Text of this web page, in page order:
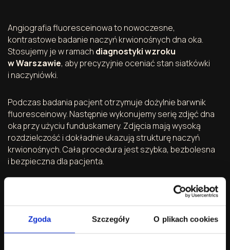
Zgoda Szczegóły O plikach cookies
Angiografia fluoresceinowa to nowoczesne,
kontrastowe badanie naczyń krwionośnych dna oka.
Stosujemy je w ramach diagnostyki wzroku
w Warszawie, aby precyzyjnie oceniać stan siatkówki
i naczyniówki.
Podczas badania pacjent otrzymuje dożylnie barwnik
fluoresceinowy. Następnie wykonujemy serię zdjęć dna
oka przy użyciu funduskamery. Zdjęcia mają wysoką
rozdzielczość i dokładnie ukazują strukturę naczyń
krwionośnych. Cała procedura jest szybka, bezbolesna
i bezpieczna dla pacjenta.
Angiografia fluoresceinowa pozwala wykryć liczne
schorzenia, m.in. retinopatię cukrzycową, zwyrodnienie
naczyniówki. To badanie ułatwia także zaplanowanie
skutecznego leczenia oraz ocenę efektów terapii.